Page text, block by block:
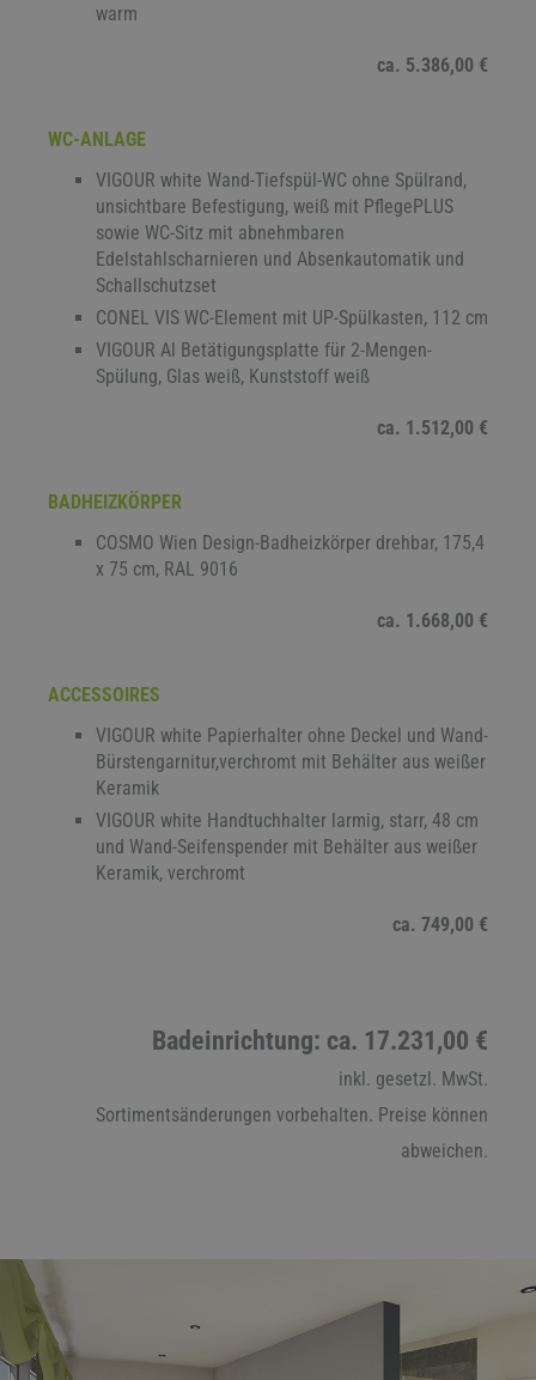
warm
ca. 5.386,00 €
WC-ANLAGE
VIGOUR white Wand-Tiefspül-WC ohne Spülrand,
unsichtbare Befestigung, weiß mit PflegePLUS
sowie WC-Sitz mit abnehmbaren
Edelstahlscharnieren und Absenkautomatik und
Schallschutzset
CONEL VIS WC-Element mit UP-Spülkasten, 112 cm
VIGOUR Al Betätigungsplatte für 2-Mengen-
Spülung, Glas weiß, Kunststoff weiß
ca. 1.512,00 €
BADHEIZKÖRPER
COSMO Wien Design-Badheizkörper drehbar, 175,4
x 75 cm, RAL 9016
ca. 1.668,00 €
ACCESSOIRES
VIGOUR white Papierhalter ohne Deckel und Wand-
Bürstengarnitur,verchromt mit Behälter aus weißer
Keramik
VIGOUR white Handtuchhalter larmig, starr, 48 cm
und Wand-Seifenspender mit Behälter aus weißer
Keramik, verchromt
ca. 749,00 €
Badeinrichtung: ca. 17.231,00 €
inkl. gesetzl. MwSt.
Sortimentsänderungen vorbehalten. Preise können
abweichen.